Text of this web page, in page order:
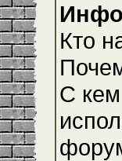
Кто
С кем